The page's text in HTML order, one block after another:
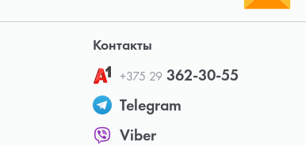
Контакты
+375 29 362-30-55
Telegram
Viber